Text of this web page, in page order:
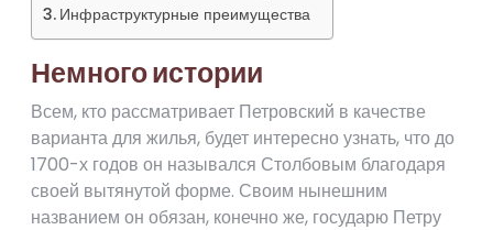
Инфраструктурные преимущества
Немного истории
Всем, кто рассматривает Петровский в качестве
варианта для жилья, будет интересно узнать, что до
1700-х годов он назывался Столбовым благодаря
своей вытянутой форме. Своим нынешним
названием он обязан, конечно же, государю Петру